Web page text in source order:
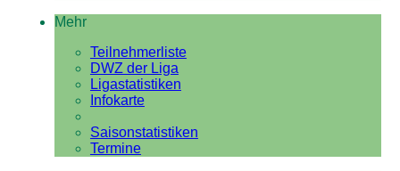
Mehr
Teilnehmerliste
DWZ der Liga
Ligastatistiken
Infokarte
Saisonstatistiken
Termine